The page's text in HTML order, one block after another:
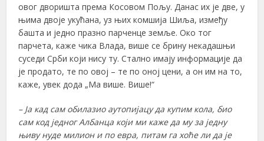
овог дворишта према Косовом Пољу. Данас их је две, у
њима двоје укућана, уз њих комшија Шиља, између
башта и једно празно парченце земље. Око тог
парчета, каже чика Влада, више се брину некадашњи
суседи Срби који нису ту. Стално имају информације да
је продато, те по овој – те по оној цени, а он им на то,
каже, увек дода „Ма више. Више!“
– Ја кад сам обилазио аутопијацу да купим кола, био
сам код једног Албанца који ми каже да му за једну
њиву нуде милион и по евра, питам га хоће ли да је